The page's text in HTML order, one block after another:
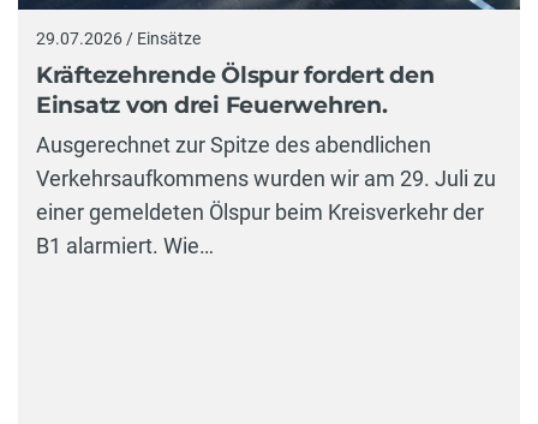
29.07.2026 / Einsätze
Kräftezehrende Ölspur fordert den
Einsatz von drei Feuerwehren.
Ausgerechnet zur Spitze des abendlichen
Verkehrsaufkommens wurden wir am 29. Juli zu
einer gemeldeten Ölspur beim Kreisverkehr der
B1 alarmiert. Wie…